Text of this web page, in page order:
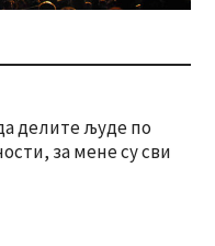
делите људе по
за мене су сви